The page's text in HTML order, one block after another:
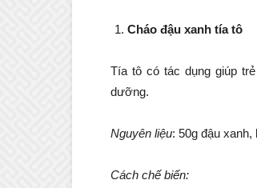
Cháo đậu xanh tía tô
Tía tô có tác dụng giúp
dưỡng.
Nguyên liệu: 50g đậu xanh,
Cách chế biến: